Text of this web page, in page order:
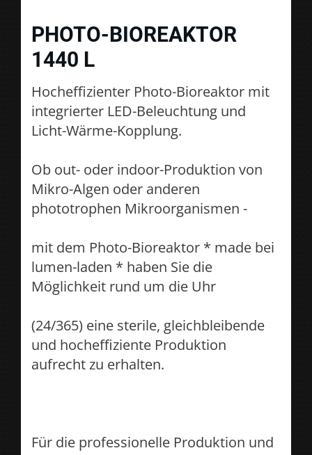
PHOTO-BIOREAKTOR
1440 L
Hocheffizienter Photo-Bioreaktor mit
integrierter LED-Beleuchtung und
Licht-Wärme-Kopplung.
Ob out- oder indoor-Produktion von
Mikro-Algen oder anderen
phototrophen Mikroorganismen -
mit dem Photo-Bioreaktor * made bei
lumen-laden * haben Sie die
Möglichkeit rund um die Uhr
(24/365) eine sterile, gleichbleibende
und hocheffiziente Produktion
aufrecht zu erhalten.
Für die professionelle Produktion und